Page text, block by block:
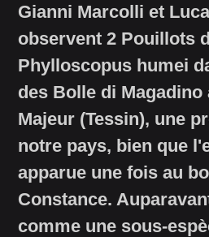
Gianni Marcolli et
observent 2 Pouillots
Phylloscopus humei
des Bolle di
Majeur (Tessin), une
notre pays, bien que
apparue une fois au
Constance.
comme une sous-